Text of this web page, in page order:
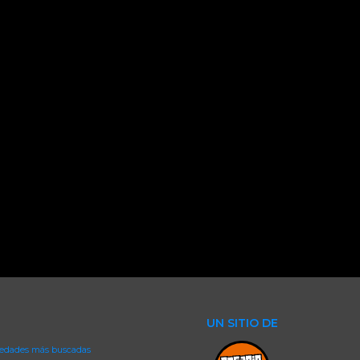
más buscadas
UN SITIO DE